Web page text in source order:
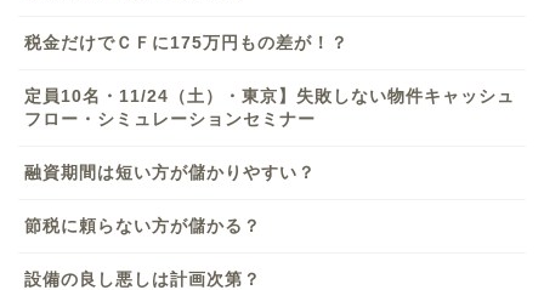
税金だけでＣＦに175万円もの差が！？
定員10名・11/24（土）・東京】失敗しない物件キャッシュ
フロー・シミュレーションセミナー
融資期間は短い方が儲かりやすい？
節税に頼らない方が儲かる？
設備の良し悪しは計画次第？